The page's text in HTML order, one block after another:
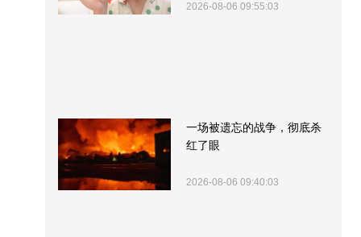
2026-08-06 09:55:03
一场被遗忘的战争，彻底杀
红了眼
2026-08-06 09:40:03